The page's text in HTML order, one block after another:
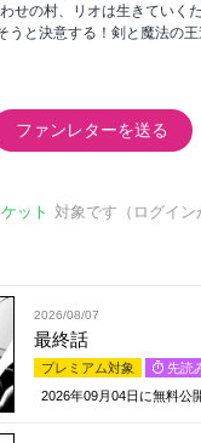
せの村、リオは生きていく
と決意する！剣と魔法の王
ファンレターを送る
ット 対象です（ログイン
2026/08/07
最終話
プレミアム対象
先読
2026年09月04日 に無料公